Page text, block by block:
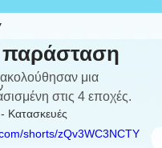
Κατασκευές
παράσταση
μια
στις 4 εποχές.
shorts/zQv3WC3NCTY